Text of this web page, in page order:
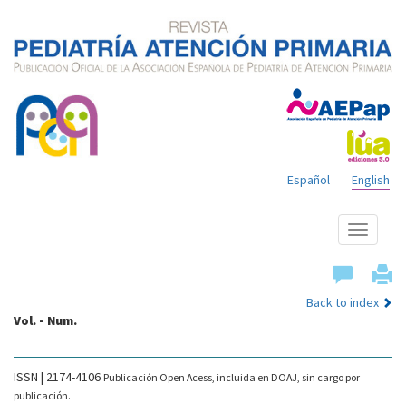
English
Español
Show
menu
Back to index
Vol. - Num.
ISSN | 2174-4106 Publicación Open Acess, incluida en DOAJ, sin cargo por
publicación.